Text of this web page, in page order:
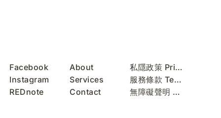
Facebook
Instagram
REDnote
About
Services
Contact
私隱政策 Privacy Policy
服務條款 Terms of Use
無障礙聲明 Accessibility Statement